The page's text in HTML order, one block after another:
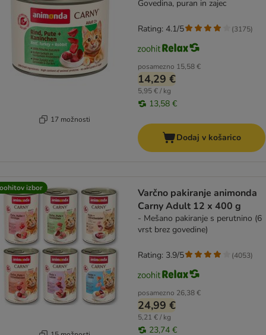
17 možnosti
Govedina, puran in zajec
posamezno 15,58 €
14,29 €
5,95 € / kg
13,58 €
Rating: 4.1/5 (3175)
Dodaj v košarico
izbor
Varčno pakiranje animonda
Carny Adult 12 x 400 g
- Mešano pakiranje s perutnino (6
vrst brez govedine)
posamezno 26,38 €
24,99 €
5,21 € / kg
23,74 €
Rating: 3.9/5 (4053)